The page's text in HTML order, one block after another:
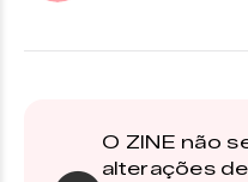
O ZINE não
alterações